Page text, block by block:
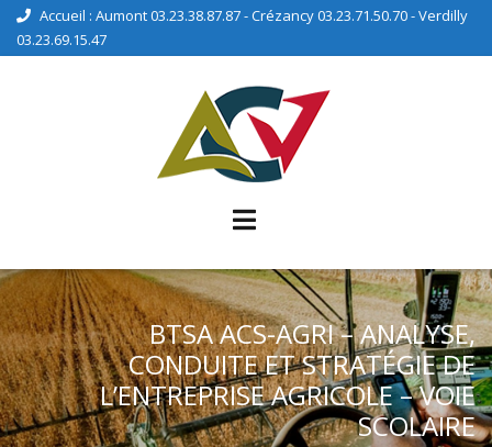
Accueil : Aumont 03.23.38.87.87 - Crézancy 03.23.71.50.70 - Verdilly
03.23.69.15.47
BTSA ACS-AGRI – ANALYSE,
CONDUITE ET STRATÉGIE DE
L’ENTREPRISE AGRICOLE – VOIE
SCOLAIRE